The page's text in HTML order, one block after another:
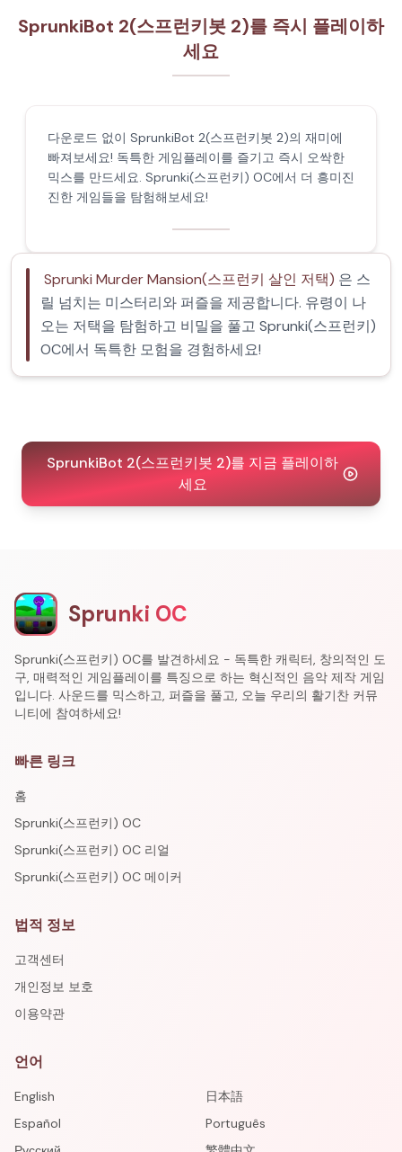
SprunkiBot 2(스프런키봇 2)를 즉시 플레이하
세요
다운로드 없이 SprunkiBot 2(스프런키봇 2)의 재미에
빠져보세요! 독특한 게임플레이를 즐기고 즉시 오싹한
믹스를 만드세요. Sprunki(스프런키) OC에서 더 흥미진
진한 게임들을 탐험해보세요!
Sprunki Murder Mansion(스프런키 살인 저택) 은 스
릴 넘치는 미스터리와 퍼즐을 제공합니다. 유령이 나
오는 저택을 탐험하고 비밀을 풀고 Sprunki(스프런키)
OC에서 독특한 모험을 경험하세요!
SprunkiBot 2(스프런키봇 2)를 지금 플레이하
세요
Sprunki OC
Sprunki(스프런키) OC를 발견하세요 - 독특한 캐릭터, 창의적인 도
구, 매력적인 게임플레이를 특징으로 하는 혁신적인 음악 제작 게임
입니다. 사운드를 믹스하고, 퍼즐을 풀고, 오늘 우리의 활기찬 커뮤
니티에 참여하세요!
빠른 링크
홈
Sprunki(스프런키) OC
Sprunki(스프런키) OC 리얼
Sprunki(스프런키) OC 메이커
법적 정보
고객센터
개인정보 보호
이용약관
언어
English
日本語
Español
Português